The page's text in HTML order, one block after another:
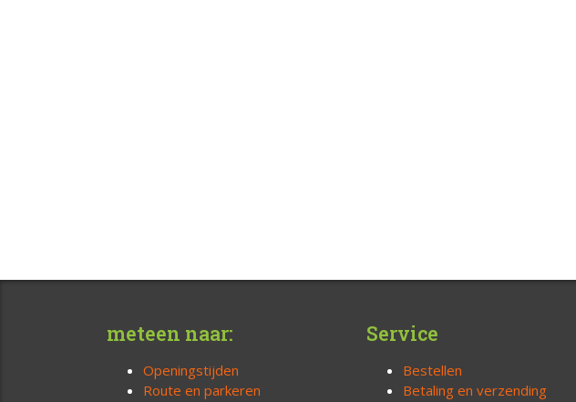
meteen naar:
Openingstijden
Route en parkeren
Service
Bestellen
Betaling en verzending